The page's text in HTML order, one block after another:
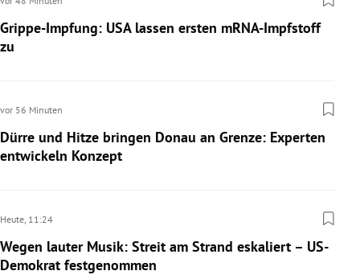
Grippe-Impfung: USA lassen ersten mRNA-Impfstoff
zu
vor 56 Minuten
Dürre und Hitze bringen Donau an Grenze: Experten
entwickeln Konzept
Heute, 11:24
Wegen lauter Musik: Streit am Strand eskaliert – US-
Demokrat festgenommen